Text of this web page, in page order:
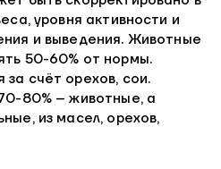
уровня активности и
и выведения. Животные
50-60% от нормы.
счёт орехов, сои.
80% – животные, а
из масел, орехов,